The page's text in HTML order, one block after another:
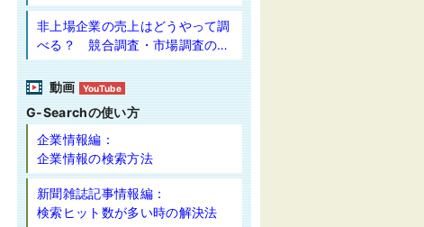
ト」
非上場企業の売上はどうやって調
べる？ 競合調査・市場調査のや
り方
動画
YouTube
G-Searchの使い方
企業情報編：
企業情報の検索方法
新聞雑誌記事情報編：
検索ヒット数が多い時の解決法